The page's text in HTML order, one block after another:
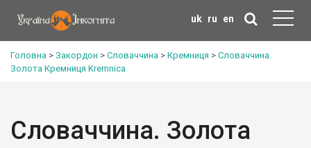
uk ru en
Головна > Закордон > Словаччина > Кремниця > Словаччина.
Золота Кремниця Kremnica
Словаччина. Золота